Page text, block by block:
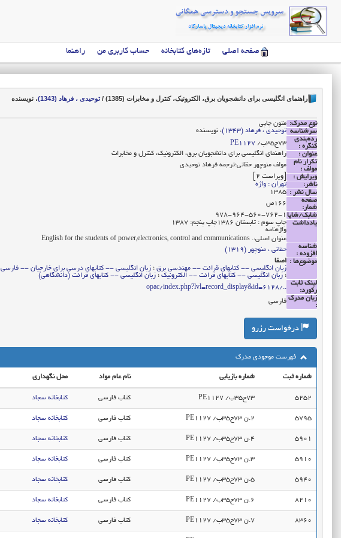
صفحه اصلی تازه‌های کتابخانه حساب کاربری من راهنما
راهنمای انگلیسی برای دانشجویان برق، الکترونیک، کنترل و مخابرات (1385) /توحیدی ، فرهاد (1343) ، نویسنده
نوع مدرک: متون چاپی
سرشناسه توحیدی ، فرهاد (1343)
، نویسنده
رده‌بندی
کنگره :
PE1127 ‭/ب35ح73
عنوان :
راهنمای انگلیسی برای دانشجویان برق، الکترونیک، کنترل و مخابرات
تکرار نام
مولف :
مولف منوچهر حقانی‌؛ترجمه فرهاد توحیدی
ویرایش :
[ویراست 2]
ناشر:
تهران : واژه
سال نشر : 1385
صفحه
شمار:
166ص
شابک/شاپا 978-964-560-762-1
یادداشت
چاپ سوم : تابستان 1386چاپ پنجم: 1387
واژه‌نامه
عنوان اصلی:. English for the students of power,electronics, control and communications
شناسه
افزوده :
حقانی ، منوچهر (1319)
موضوع‌ها : اصفا
زبان انگلیسی -- کتابهای قرائت -- مهندسی برق ؛ زبان انگلیسی -- کتابهای درسی برای خارجیان -- فارسی
؛ زبان انگلیسی -- کتابهای قرائت -- الکترونیک ؛ زبان انگلیسی -- کتابهای قرائت (دانشگاهی‌)
لینک ثابت
رکورد:
../opac/index.php?lvl=record_display&id=6128
زبان مدرک
:
فارسی
درخواست رزرو
فهرست موجودی مدرک
شماره ثبت شماره بازیابی نام عام مواد محل نگهداری
5252 PE1127‭ /ب35ح73 کتاب فارسی کتابخانه سجاد
5795 PE1127‭ /ب35ح73 ن.2 کتاب فارسی کتابخانه سجاد
5901 PE1127‭ /ب35ح73 ن.4 کتاب فارسی کتابخانه سجاد
5910 PE1127‭ /ب35ح73 ن.3 کتاب فارسی کتابخانه سجاد
5940 PE1127‭ /ب35ح73 ن.5 کتاب فارسی کتابخانه سجاد
8210 PE1127‭ /ب35ح73 ن.6 کتاب فارسی کتابخانه سجاد
8360 PE1127‭ /ب35ح73 ن.7 کتاب فارسی کتابخانه سجاد